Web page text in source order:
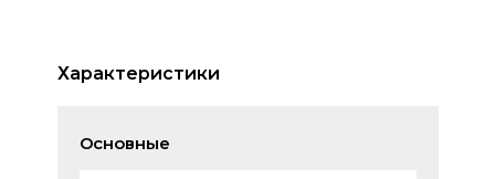
Характеристики
Основные